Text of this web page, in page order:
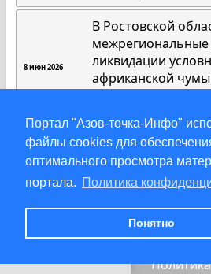
Портал "Азов-точка-Инфо"
файлы cookies для
оптимального просмотра
портала. Политика
Понятно
8 июн 2026
В Ростовской
межрегиональные
ликвидации
африканской
Пресс-служба
© 2000-